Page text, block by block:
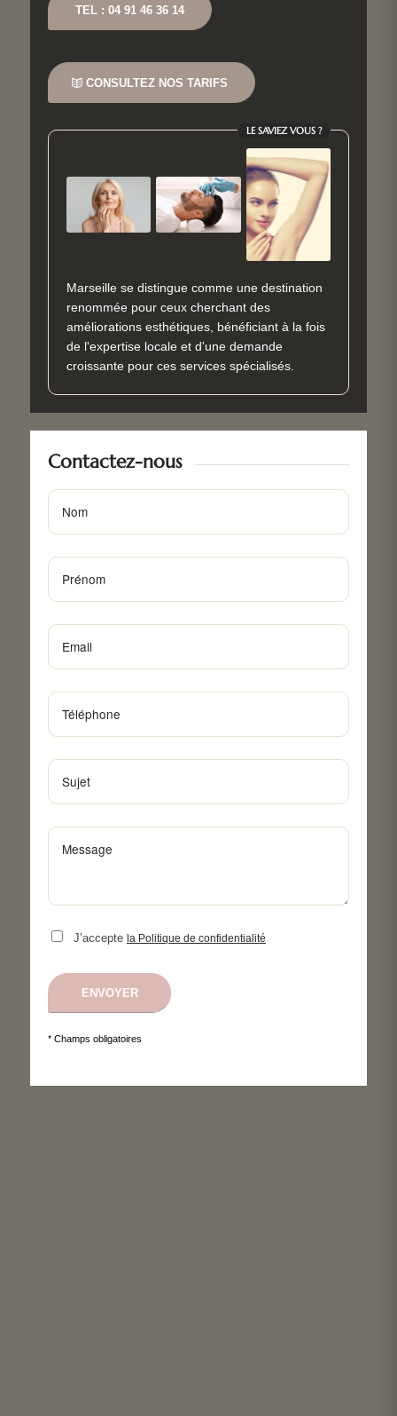
TEL : 04 91 46 36 14
CONSULTEZ NOS TARIFS
LE SAVIEZ VOUS ?
Marseille se distingue comme une destination
renommée pour ceux cherchant des
améliorations esthétiques, bénéficiant à la fois
de l'expertise locale et d'une demande
croissante pour ces services spécialisés.
Contactez-nous
J’accepte la Politique de confidentialité
* Champs obligatoires